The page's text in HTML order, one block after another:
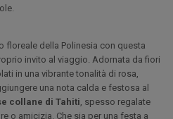
floreale della Polinesia con questa
invito al viaggio. Adornata da fiori
in una vibrante tonalità di rosa,
una nota calda e festosa al
collane di Tahiti , spesso regalate
o amicizia. Che sia per una festa a